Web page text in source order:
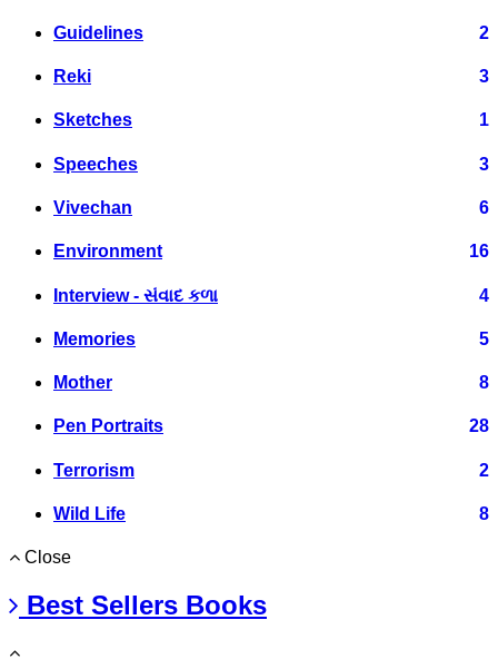
Guidelines 2
Reki 3
Sketches 1
Speeches 3
Vivechan 6
Environment 16
Interview - સંવાદ કળા 4
Memories 5
Mother 8
Pen Portraits 28
Terrorism 2
Wild Life 8
Close
Best Sellers Books